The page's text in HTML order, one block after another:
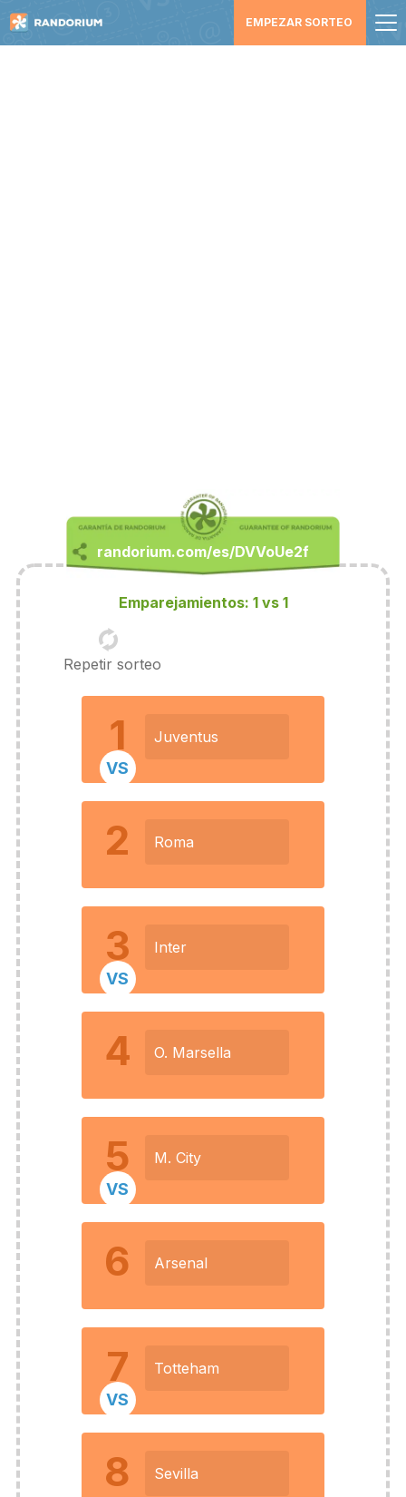
EMPEZAR SORTEO
Emparejamientos: 1 vs 1
Repetir sorteo
1 Juventus
VS
2 Roma
3 Inter
VS
4 O. Marsella
5 M. City
VS
6 Arsenal
7 Totteham
VS
8 Sevilla